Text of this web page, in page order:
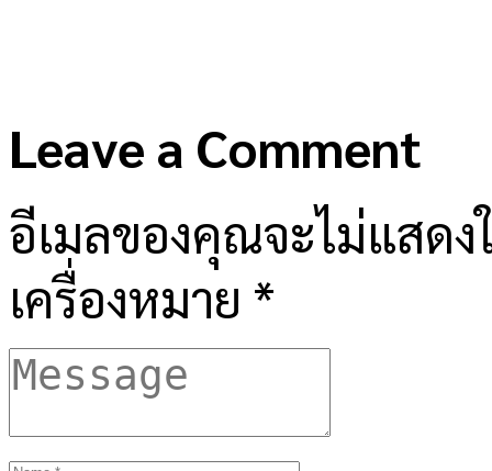
Leave a Comment
อีเมลของคุณจะไม่แสด
เครื่องหมาย *